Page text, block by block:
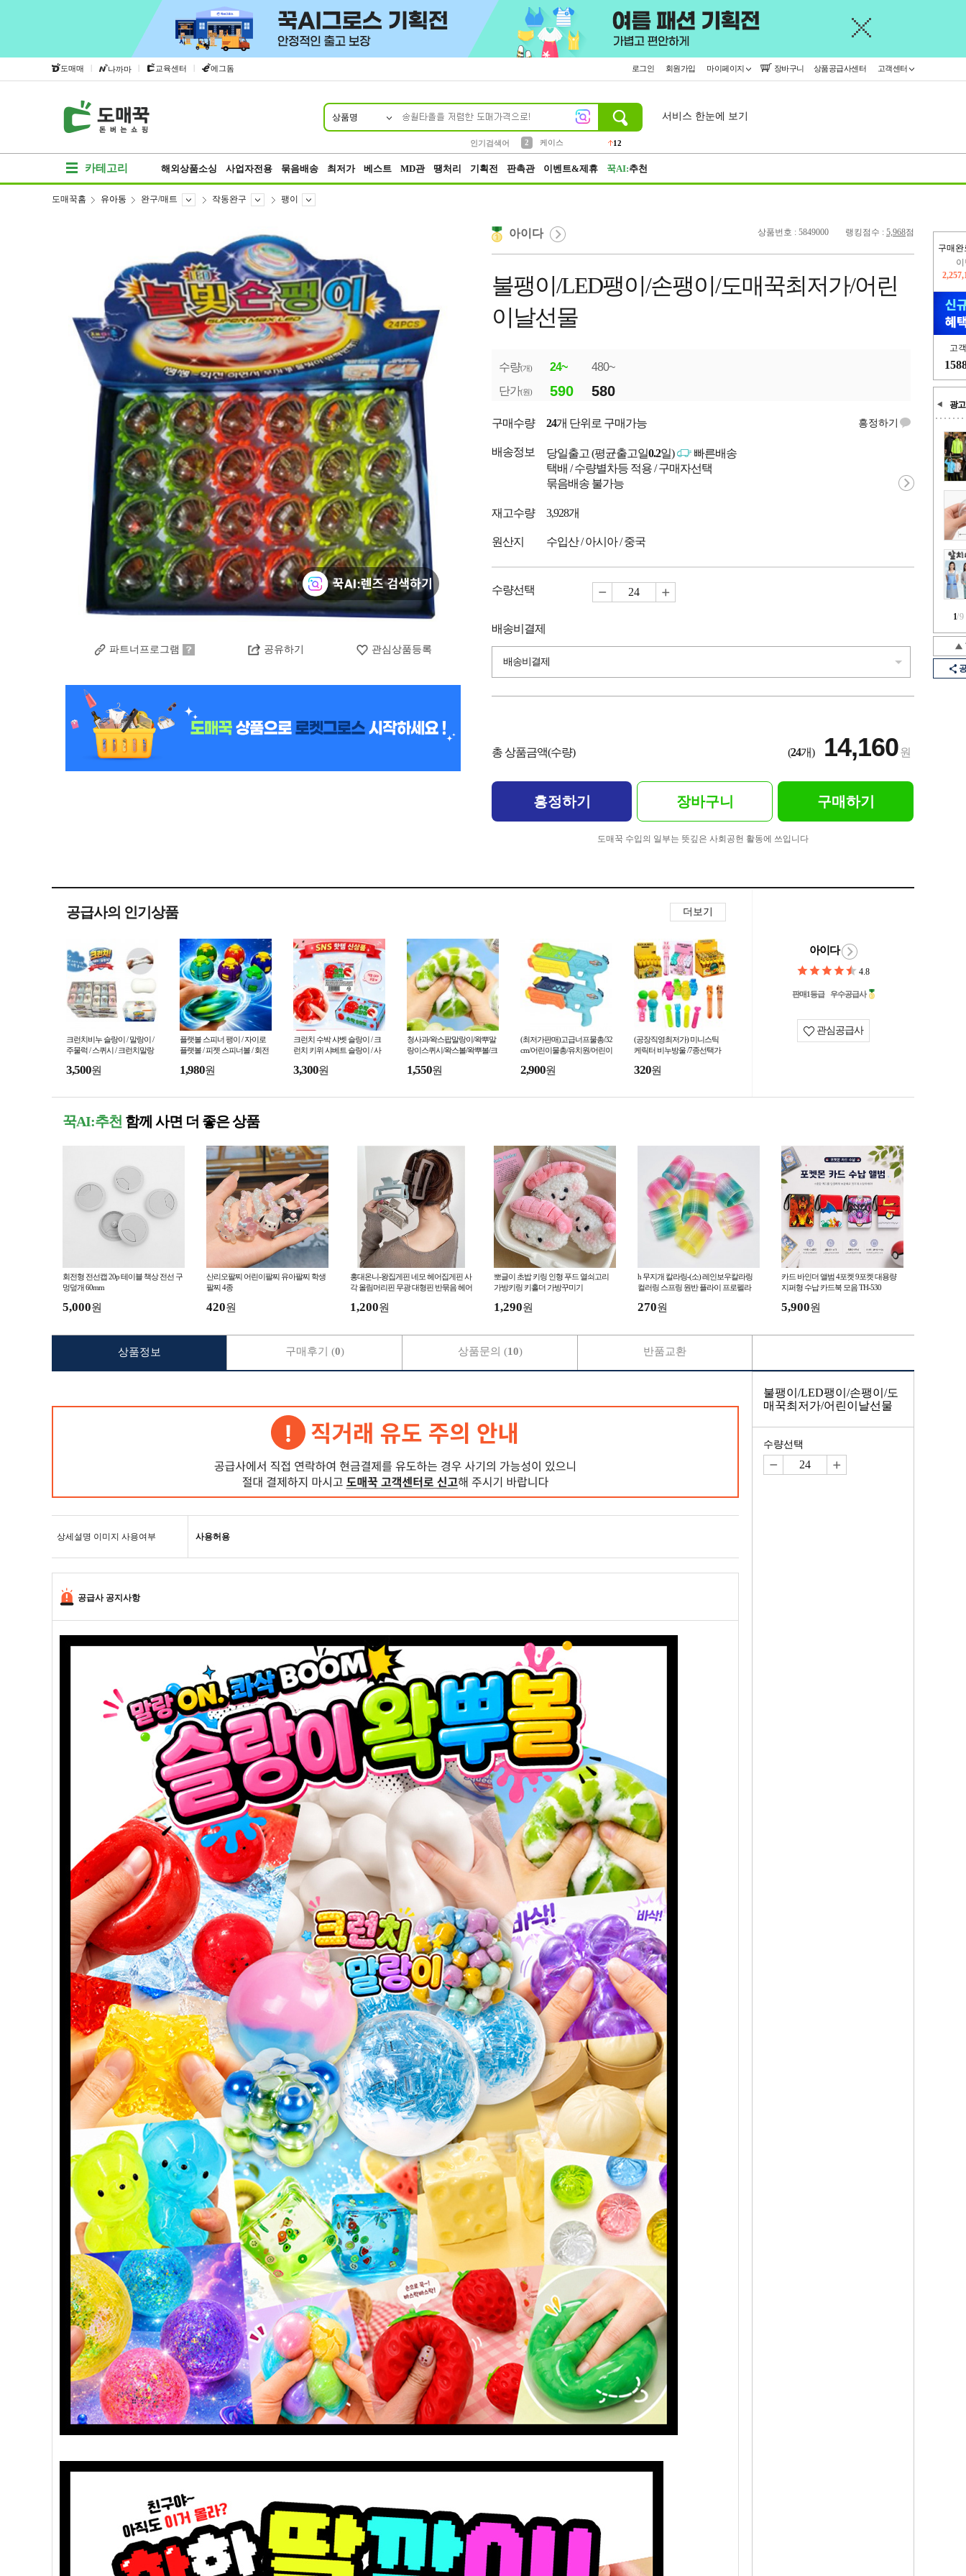
도매매 | 나까마 | 교육센터 | 에그돔 로그인 회원가입 마이페이지 장바구니 상품공급사센터 고객센터
상품명
인기검색어
2
케이스
12
서비스 한눈에 보기
카테고리 해외상품소싱 사업자전용 묶음배송 최저가 베스트 MD관 땡처리 기획전 판촉관 이벤트&제휴 꾹AI:추천
구매완
고
광고
1/9
도매꾹홈 유아동 완구/매트 작동완구 팽이
파트너프로그램 공유하기 관심상품등록
상품번호 : 5849000 랭킹점수 : 5,968점
아이다
불팽이/LED팽이/손팽이/도매꾹최저가/어린
이날선물
수량(개) 24~
480~
단가(원) 590 580
구매수량 24개 단위로 구매가능 흥정하기
배송정보 당일출고 (평균출고일0.2일)
빠른배송
택배 / 수량별차등 적용 / 구매자선택
묶음배송 불가능
재고수량 3,928개
원산지 수입산 / 아시아 / 중국
수량선택
배송비결제
배송비결제
총 상품금액(수량) (24개) 14,160원
흥정하기 장바구니 구매하기
도매꾹 수입의 일부는 뜻깊은 사회공헌 활동에 쓰입니다
공급사의 인기상품 더보기
크런치비누 슬랑이 / 말랑이 /
주물럭 / 스퀴시 / 크런치말랑
젯토이
3,500원
플랫볼 스피너 팽이 / 자이로
플랫볼 / 피젯 스피너볼 / 회전
1,980원
크런치 수박 샤벳 슬랑이 / 크
런치 키위 샤베트 슬랑이 / 사
3,300원
청사과/왁스팝말랑이/왁뿌말
랑이스퀴시/왁스볼/왁뿌볼/크
크림 말랑이
1,550원
(최저가판매)고급너프물총/32
cm/어린이물총/유치원/어린이
2,900원
(공장직영최저가) 미니스틱
케릭터 비누방울 /7종선택가
비눗방울 /여름/kc인증
320원
아이다
4.8
판매1등급 우수공급사
관심공급사
꾹AI:추천 함께 사면 더 좋은 상품
회전형 전선캡 20p 테이블 책상 전선 구
멍덮개 60mm
5,000원
산리오팔찌 어린이팔찌 유아팔찌 학생
팔찌 4종
420원
홍대온니-왕집게핀 네모 헤어집게핀 사
각 올림머리핀 무광 대형핀 반묶음 헤어
1,200원
뽀글이 초밥 키링 인형 푸드 열쇠고리
가방키링 키홀더 가방꾸미기
1,290원
h 무지개 칼라링-(소) 레인보우칼라링
컬러링 스프링 원반 플라이 프로펠라
270원
카드 바인더 앨범 4포켓 9포켓 대용량
지퍼형 수납 카드북 모음 TH-530
5,900원
상세설명 이미지 사용여부 사용허용
공급사 공지사항
상품정보 구매후기 (0) 상품문의 (10) 반품교환
불팽이/LED팽이/손팽이/도
매꾹최저가/어린이날선물
수량선택